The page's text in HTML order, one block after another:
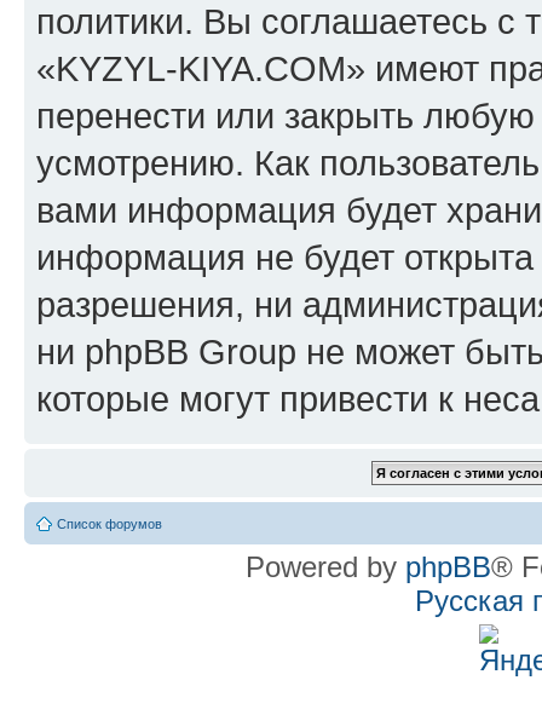
политики. Вы соглашаетесь
«KYZYL-KIYA.COM» имеют
перенести или закрыть
усмотрению. Как
вами информация будет
информация не будет
разрешения, ни
ни phpBB Group не может
которые могут привести к
Список форумов
Powered by phpBB®
Русская